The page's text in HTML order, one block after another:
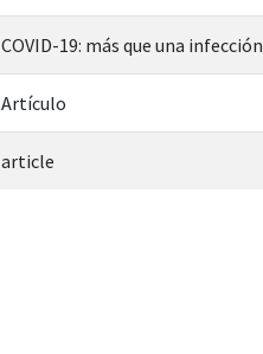
COVID-19: más que una
Artículo
article